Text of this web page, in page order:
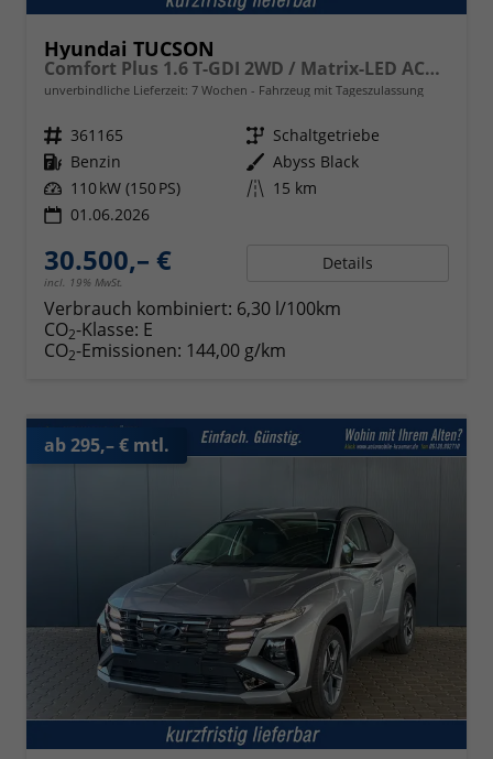
Hyundai TUCSON
Comfort Plus 1.6 T-GDI 2WD / Matrix-LED ACC Shz vo+hi + Lenkradheizung Elek. Heck Alu 18"
unverbindliche Lieferzeit: 7 Wochen Fahrzeug mit Tageszulassung
Fahrzeugnr. 361165 Getriebe Schaltgetriebe
Kraftstoff Benzin Außenfarbe Abyss Black
Leistung 110 kW (150 PS) Kilometerstand 15 km
01.06.2026
30.500,– €
incl. 19% MwSt.
Details
Verbrauch kombiniert: 6,30 l/100km
CO2-Klasse: E
CO2-Emissionen: 144,00 g/km
ab 295,– € mtl.